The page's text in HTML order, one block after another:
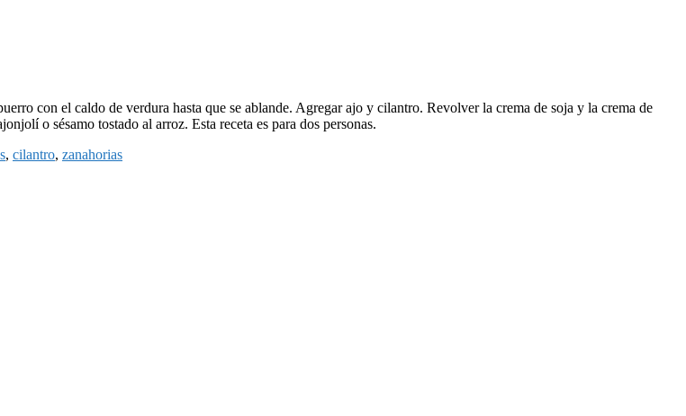
con el caldo de verdura hasta que se ablande. Agregar ajo y cilantro. Revolver la crema de soja y la crema de
o sésamo tostado al arroz. Esta receta es para dos personas.
, cilantro, zanahorias